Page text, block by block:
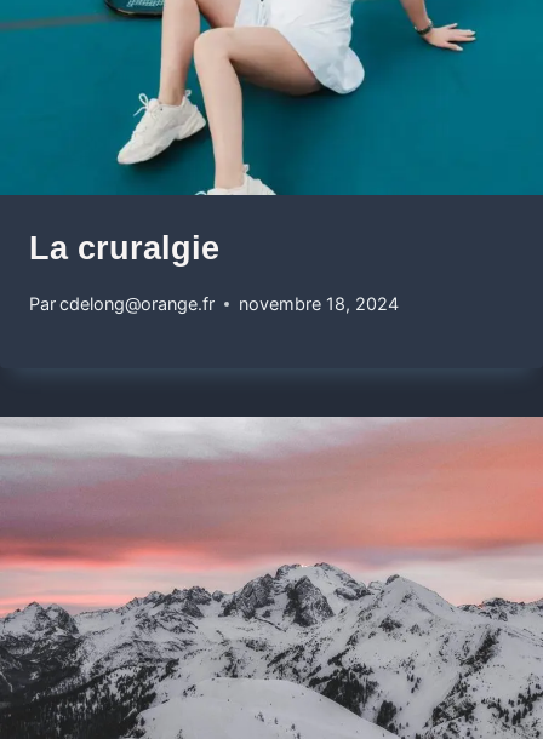
La cruralgie
Parcdelong@orange.fr novembre 18, 2024